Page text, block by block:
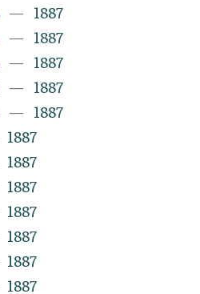
1887
1887
1887
1887
1887
1887
1887
1887
1887
1887
1887
1887